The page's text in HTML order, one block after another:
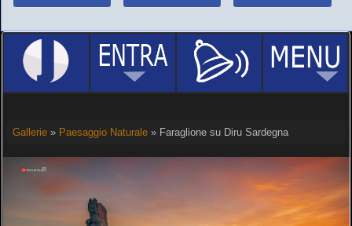
Gallerie» Paesaggio Naturale» Faraglione su Diru Sardegna